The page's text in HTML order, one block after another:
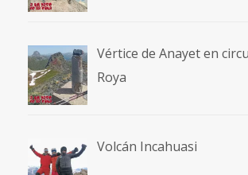
Vértice de Anayet en
Roya
Volcán Incahuasi